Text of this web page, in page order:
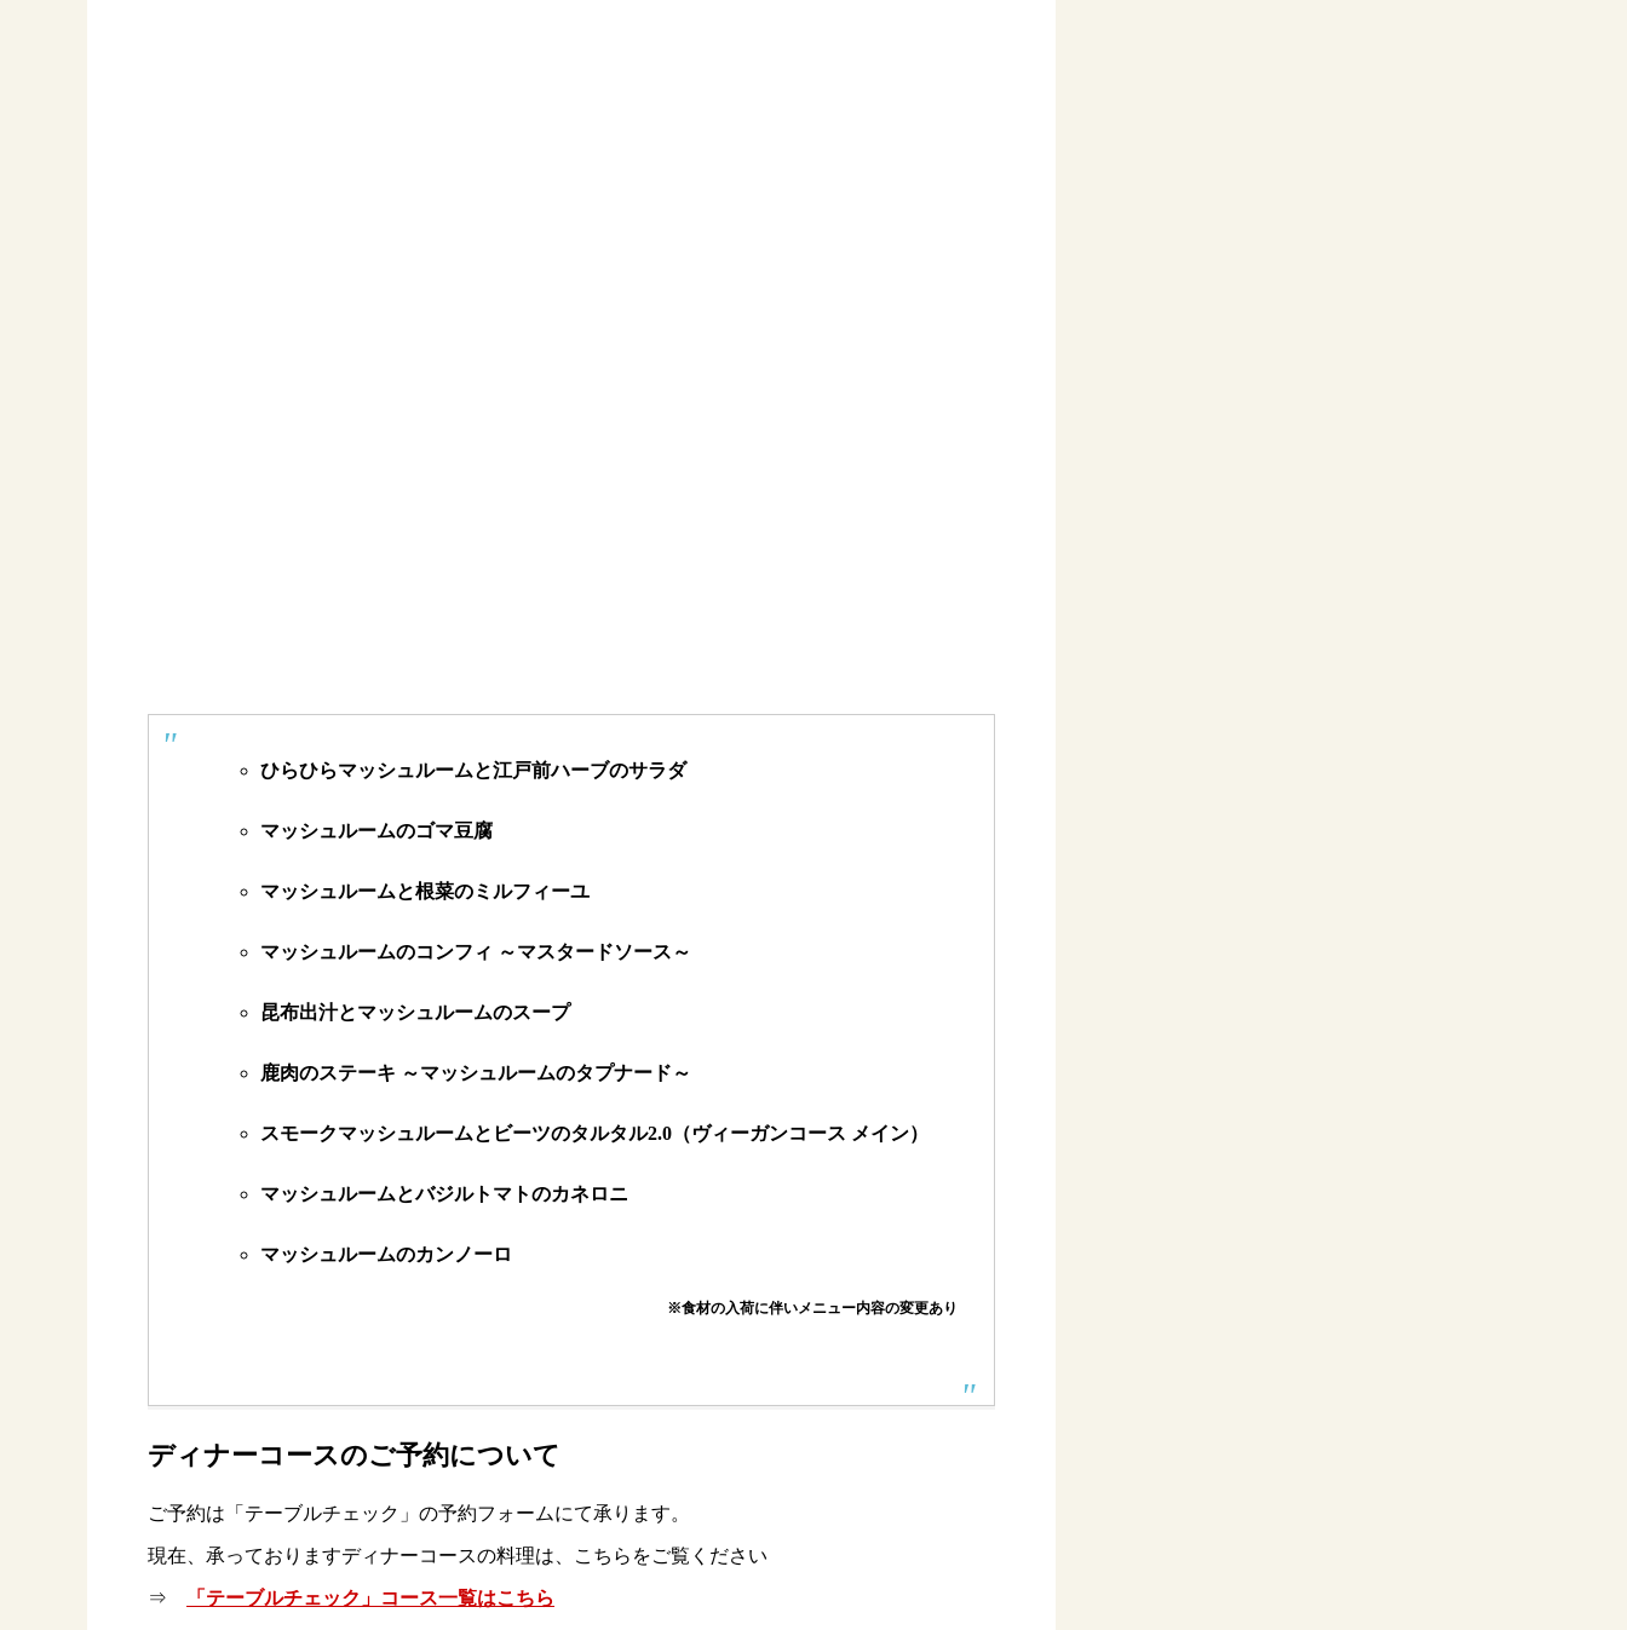
ひらひらマッシュルームと江戸前ハーブのサラダ
マッシュルームのゴマ豆腐
マッシュルームと根菜のミルフィーユ
マッシュルームのコンフィ ～マスタードソース～
昆布出汁とマッシュルームのスープ
鹿肉のステーキ ～マッシュルームのタプナード～
スモークマッシュルームとビーツのタルタル2.0（ヴィーガンコース メイン）
マッシュルームとバジルトマトのカネロニ
マッシュルームのカンノーロ
※食材の入荷に伴いメニュー内容の変更あり
ディナーコースのご予約について
ご予約は「テーブルチェック」の予約フォームにて承ります。
現在、承っておりますディナーコースの料理は、こちらをご覧ください
⇒ 「テーブルチェック」コース一覧はこちら